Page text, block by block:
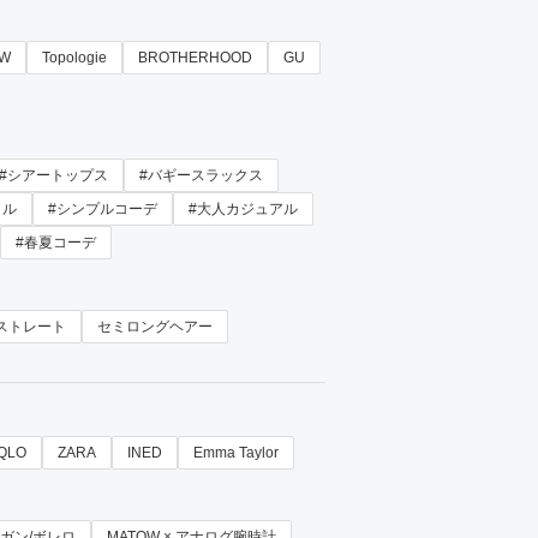
Topologie BROTHERHOOD GU
#シアートップス
#バギースラックス
#シンプルコーデ
#大人カジュアル
#春夏コーデ
トレート セミロングヘアー
ZARA INED Emma Taylor